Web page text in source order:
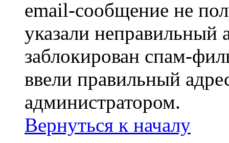
email-сообщение не
указали неправильный
заблокирован спам-
ввели правильный
администратором.
Вернуться к началу